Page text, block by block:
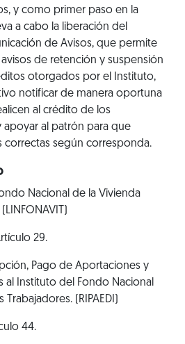
y como primer paso en la
a cabo la liberación del
de Avisos, que permite
de retención y suspensión
otorgados por el Instituto,
notificar de manera oportuna
al crédito de los
apoyar al patrón para que
correctas según corresponda.
Nacional de la Vivienda
29.
Pago de Aportaciones y
al Instituto del Fondo Nacional
(RIPAEDI)
44.